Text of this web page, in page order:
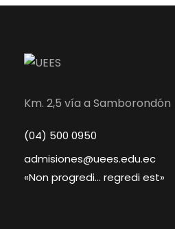
Km. 2,5 vía a Samborondón
(04) 500 0950
admisiones@uees.edu.ec
«Non progredi… regredi est»